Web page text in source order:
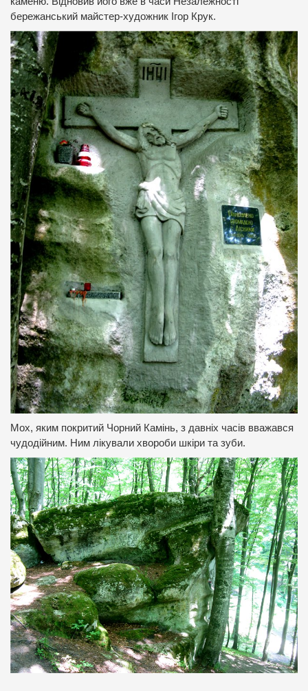
бережанський майстер-художник Ігор Крук.
Мох, яким покритий Чорний Камінь, з давніх часів вважався
чудодійним. Ним лікували хвороби шкіри та зуби.